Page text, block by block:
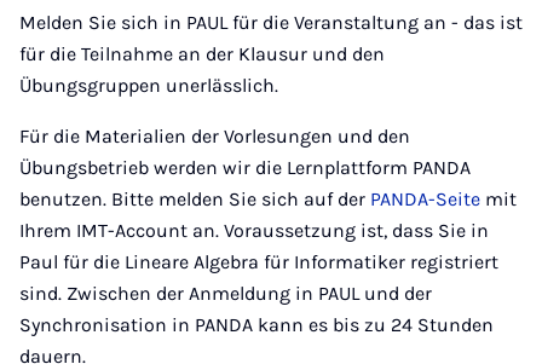
Melden Sie sich in PAUL für die Veranstaltung an - das ist
für die Teilnahme an der Klausur und den
Übungsgruppen unerlässlich.
Für die Materialien der Vorlesungen und den
Übungsbetrieb werden wir die Lernplattform PANDA
benutzen. Bitte melden Sie sich auf der PANDA-Seite mit
Ihrem IMT-Account an. Voraussetzung ist, dass Sie in
Paul für die Lineare Algebra für Informatiker registriert
sind. Zwischen der Anmeldung in PAUL und der
Synchronisation in PANDA kann es bis zu 24 Stunden
dauern.